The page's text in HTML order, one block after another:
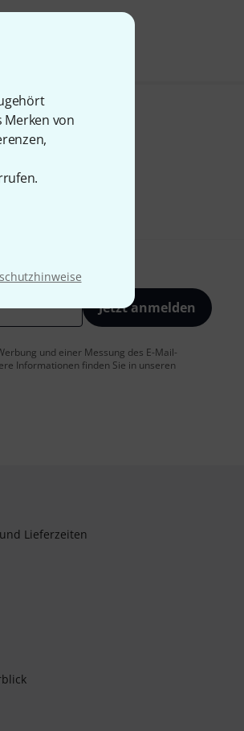
Merken von
Jetzt anmelden
und einer Messung des E-Mail-
Informationen finden Sie in unseren
Lieferzeiten